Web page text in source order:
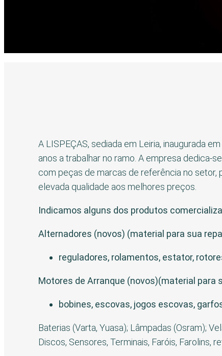
A LISPEÇAS, sediada em Leiria, inaugurada
anos a trabalhar no ramo. A empresa dedica-
com peças de marcas de referência no
elevada qualidade aos melhores preços.
Indicamos alguns dos produtos
Alternadores (novos) (material para sua
reguladores, rolamentos, estator,
Motores de Arranque (novos)(material para
bobines, escovas, jogos escovas,
Baterias (Varta, Yuasa); Lâmpadas (Osram);
Discos, Sensores, Terminais, Faróis, Farolins,